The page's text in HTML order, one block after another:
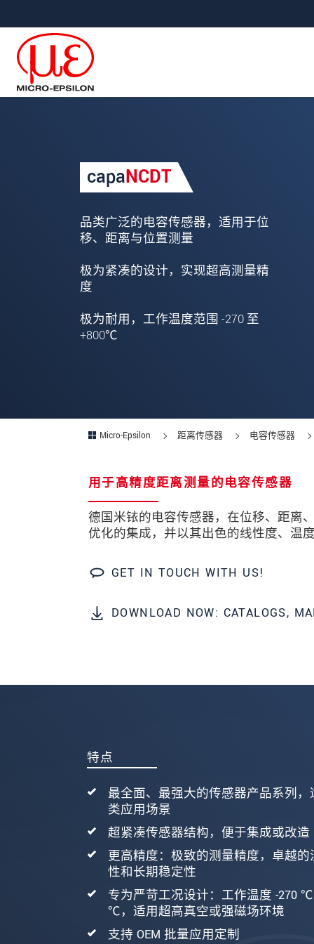
capaNCDT
品类广泛的电容传感器，适用于位
移、距离与位置测量
极为紧凑的设计，实现超高测量精
度
极为耐用，工作温度范围 -270 至
+800℃
Micro-Epsilon 距离传感器 电容传感器
用于高精度距离测量的电容传感器
德国米铱的电容传感器，在位移、距离
优化的集成，并以其出色的线性度、温
GET IN TOUCH WITH US!
DOWNLOAD NOW: CATALOGS,
特点
最全面、最强大的传感器产品系列，
类应用场景
超紧凑传感器结构，便于集成或改造
更高精度：极致的测量精度，卓越的
性和长期稳定性
专为严苛工况设计：工作温度 -270
℃，适用超高真空或强磁场环境
支持 OEM 批量应用定制
Your request for:
称谓*
名*
街道
电话
留言*
* 必填字段